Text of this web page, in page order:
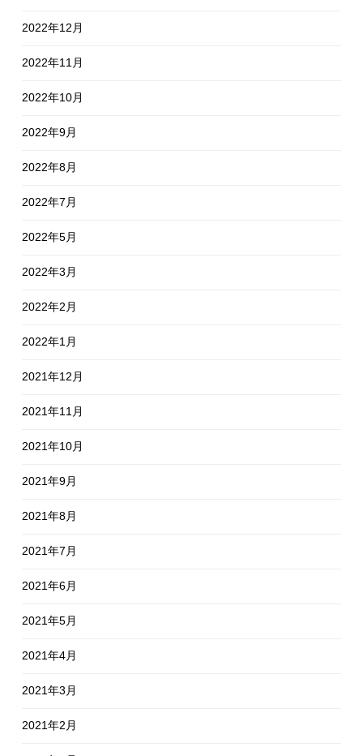
2022年12月
2022年11月
2022年10月
2022年9月
2022年8月
2022年7月
2022年5月
2022年3月
2022年2月
2022年1月
2021年12月
2021年11月
2021年10月
2021年9月
2021年8月
2021年7月
2021年6月
2021年5月
2021年4月
2021年3月
2021年2月